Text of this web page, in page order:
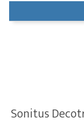
Sonitus